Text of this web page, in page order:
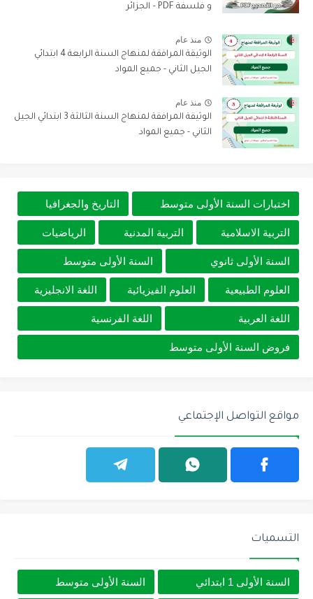
و فلسفة PDF – الجزائر
منذ عام
الوثيقة المرافقة لمنهاج السنة الرابعة 4 ابتدائي
الجيل الثاني - جميع المواد
منذ عام
الوثيقة المرافقة لمنهاج السنة الثالثة 3 ابتدائي الجيل
الثاني - جميع المواد
اختبارات السنة الأولى متوسط التاريخ والجغرافيا
التربية الاسلامية التربية المدنية الرياضيات
السنة الأولى ثانوي السنة الأولى متوسط
العلوم الطبيعية العلوم الفيزيائية اللغة الانجليزية
اللغة العربية اللغة الفرنسية
فروض السنة الأولى متوسط
مواقع التواصل الإجتماعي
التسميات
السنة الأولى 1 ابتدائي السنة الأولى متوسط